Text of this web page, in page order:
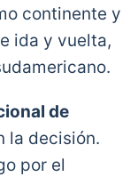
continente y
ida y vuelta,
de
la decisión.
por el